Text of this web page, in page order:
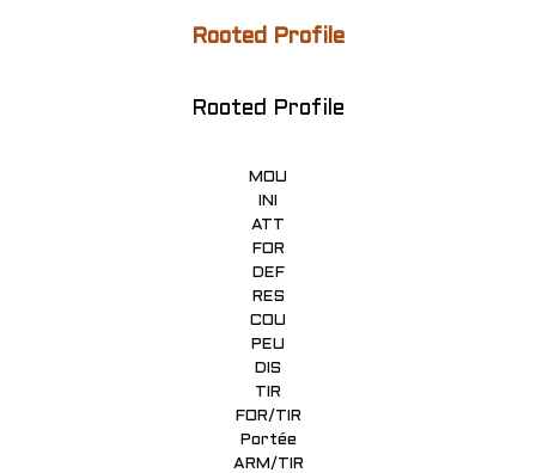
Rooted Profile
Rooted Profile
MOU
INI
ATT
FOR
DEF
RES
COU
PEU
DIS
TIR
FOR/TIR
Portée
ARM/TIR